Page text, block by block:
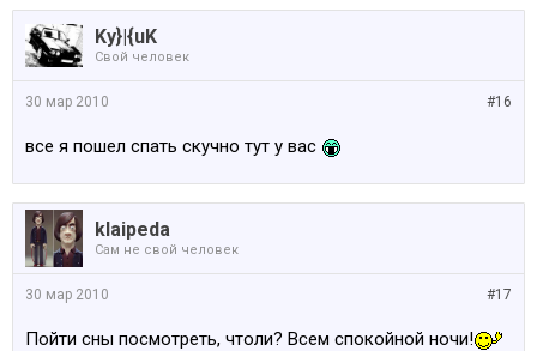
Ky}|{uK
Свой человек
#16
30 мар 2010
все я пошел спать скучно тут у вас
klaipeda
Сам не свой человек
#17
30 мар 2010
Пойти сны посмотреть, чтоли? Всем спокойной ночи!